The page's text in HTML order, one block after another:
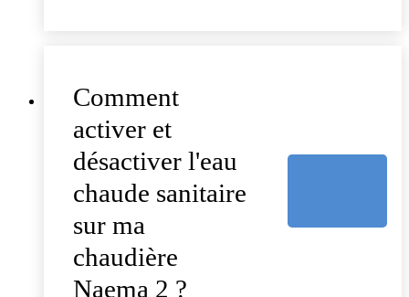
Comment
activer et
désactiver l'eau
chaude sanitaire
sur ma
chaudière
Naema 2 ?